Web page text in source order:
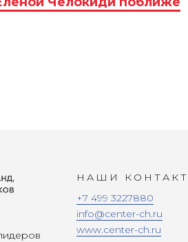
+7 499 3227880
info@center-ch.ru
www.center-ch.ru
НАШИ